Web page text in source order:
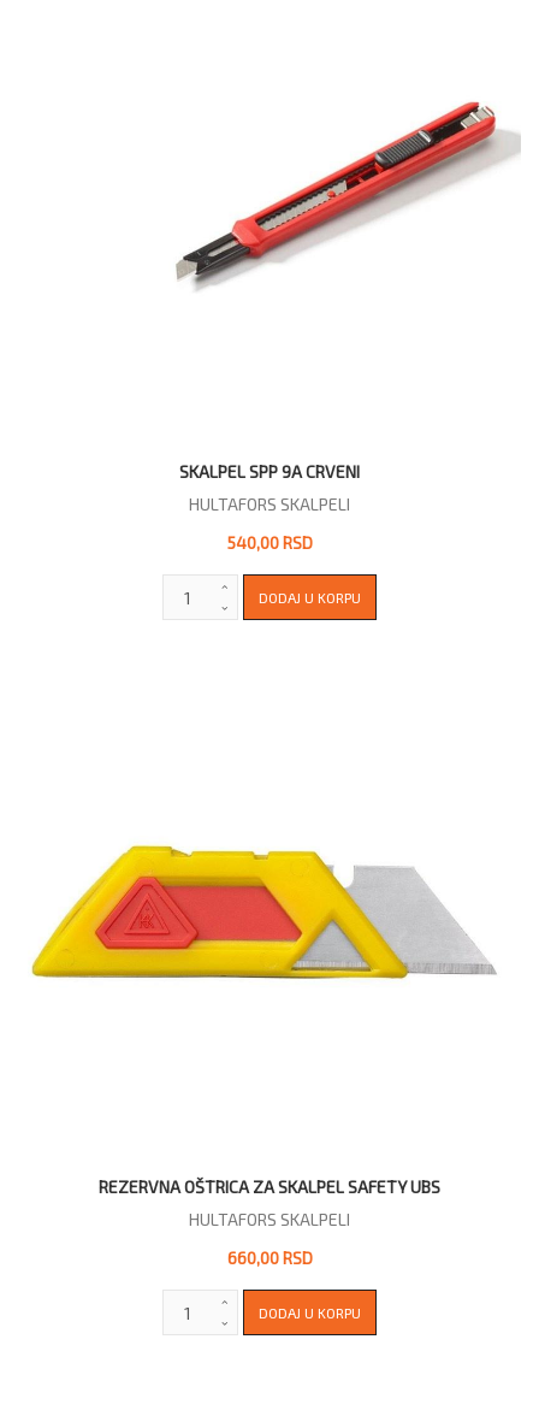
SKALPEL SPP 9A CRVENI
HULTAFORS SKALPELI
540,00 RSD
REZERVNA OŠTRICA ZA SKALPEL SAFETY UBS
HULTAFORS SKALPELI
660,00 RSD